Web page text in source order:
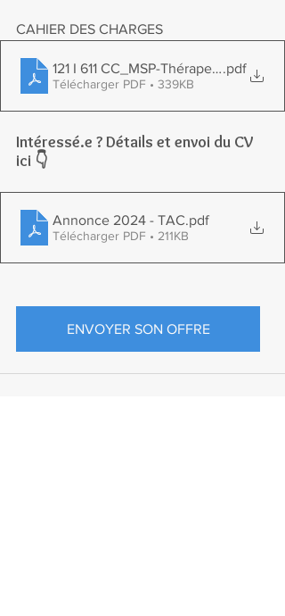
CAHIER DES CHARGES
121 I 611 CC_MSP-Thérapeute V2
.pdf
Télécharger PDF • 339KB
Intéressé.e ? Détails et envoi du CV
ici 👇
Annonce 2024 - TAC.pdf
Télécharger PDF • 211KB
ENVOYER SON OFFRE